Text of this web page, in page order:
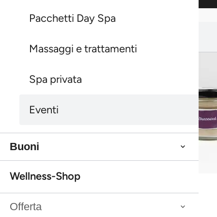
Peeling doccia all'olivello spinoso Farfalla
Bestseller
Rhassoul
Pacchetti Day Spa
Massaggi e trattamenti
Spa privata
Eventi
Buoni
Wellness-Shop
Offerta